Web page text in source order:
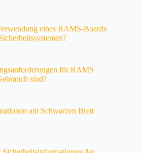
eines RAMS-Boards
für RAMS
sind?
am Schwarzen Brett